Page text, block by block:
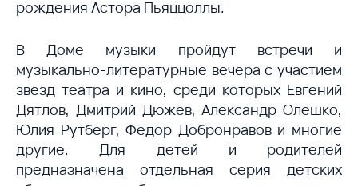
рождения Астора Пьяццоллы.
В Доме музыки пройдут встречи и
музыкально-литературные вечера с участием
звезд театра и кино, среди которых Евгений
Дятлов, Дмитрий Дюжев, Александр Олешко,
Юлия Рутберг, Федор Добронравов и многие
другие. Для детей и родителей
предназначена отдельная серия детских